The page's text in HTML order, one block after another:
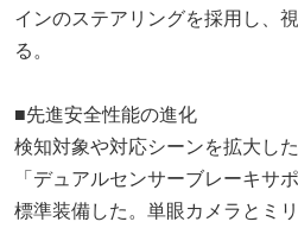
インのステアリングを採用し、
る。
■先進安全性能の進化
検知対象や対応シーンを拡大し
「デュアルセンサーブレーキサ
標準装備した。単眼カメラとミ